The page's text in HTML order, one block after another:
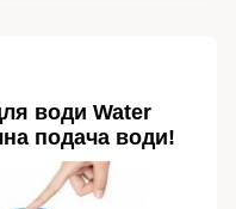
води Water
подача води!